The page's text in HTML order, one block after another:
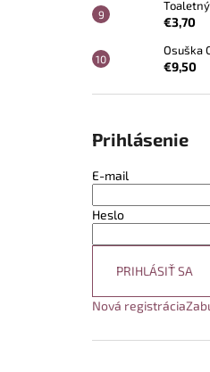
€3,70
Osuška
€9,50
Prihlásenie
E-mail
Heslo
PRIHLÁSIŤ SA
Nová registrácia